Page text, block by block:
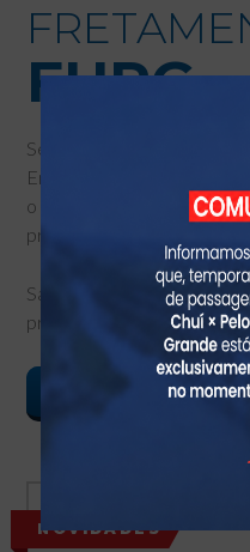
FURG
Se você é estudante,
Embaixador te busca em
o Campus Carreiros, nos
precisar e escolher.
Saiba como funciona a
preocupações.
SAIBA MAIS
NOVIDADES